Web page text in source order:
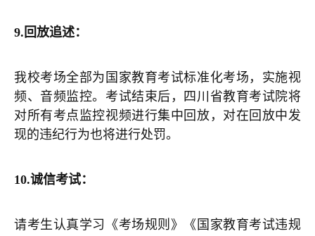
9. 回放追述：
我校考场全部为国家教育考试标准化考场，实施视
频、音频监控。考试结束后，四川省教育考试院将
对所有考点监控视频进行集中回放，对在回放中发
现的违纪行为也将进行处罚。
10.诚信考试：
请考生认真学习《考场规则》《国家教育考试违规